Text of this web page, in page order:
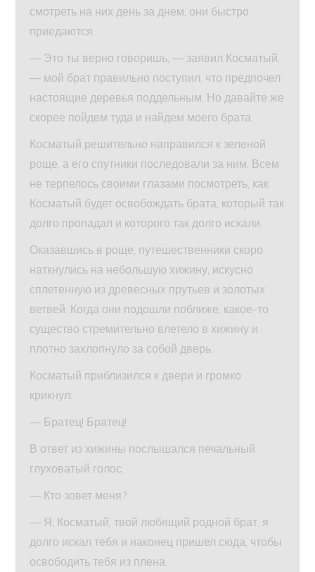
смотреть на них день за днем, они быстро
приедаются.
— Это ты верно говоришь, — заявил Косматый,
— мой брат правильно поступил, что предпочел
настоящие деревья поддельным. Но давайте же
скорее пойдем туда и найдем моего брата.
Косматый решительно направился к зеленой
роще, а его спутники последовали за ним. Всем
не терпелось своими глазами посмотреть, как
Косматый будет освобождать брата, который так
долго пропадал и которого так долго искали.
Оказавшись в роще, путешественники скоро
наткнулись на небольшую хижину, искусно
сплетенную из древесных прутьев и золотых
ветвей. Когда они подошли поближе, какое-то
существо стремительно влетело в хижину и
плотно захлопнуло за собой дверь.
Косматый приблизился к двери и громко
крикнул:
— Братец! Братец!
В ответ из хижины послышался печальный
глуховатый голос:
— Кто зовет меня?
— Я, Косматый, твой любящий родной брат, я
долго искал тебя и наконец пришел сюда, чтобы
освободить тебя из плена.